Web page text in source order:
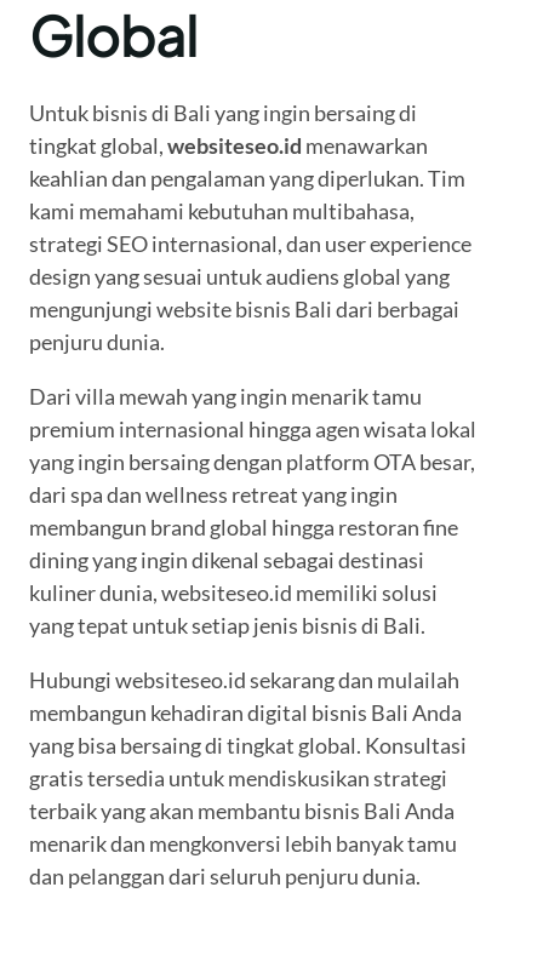
Global
Untuk bisnis di Bali yang ingin bersaing di
tingkat global,websiteseo.id menawarkan
keahlian dan pengalaman yang diperlukan. Tim
kami memahami kebutuhan multibahasa,
strategi SEO internasional, dan user experience
design yang sesuai untuk audiens global yang
mengunjungi website bisnis Bali dari berbagai
penjuru dunia.
Dari villa mewah yang ingin menarik tamu
premium internasional hingga agen wisata lokal
yang ingin bersaing dengan platform OTA besar,
dari spa dan wellness retreat yang ingin
membangun brand global hingga restoran fine
dining yang ingin dikenal sebagai destinasi
kuliner dunia, websiteseo.id memiliki solusi
yang tepat untuk setiap jenis bisnis di Bali.
Hubungi websiteseo.id sekarang dan mulailah
membangun kehadiran digital bisnis Bali Anda
yang bisa bersaing di tingkat global. Konsultasi
gratis tersedia untuk mendiskusikan strategi
terbaik yang akan membantu bisnis Bali Anda
menarik dan mengkonversi lebih banyak tamu
dan pelanggan dari seluruh penjuru dunia.